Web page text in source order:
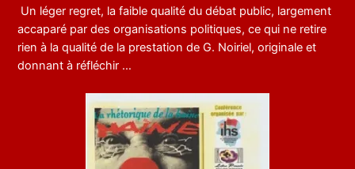
Un léger regret, la faible qualité du débat public, largement
accaparé par des organisations politiques, ce qui ne retire
rien à la qualité de la prestation de G. Noiriel, originale et
donnant à réfléchir …